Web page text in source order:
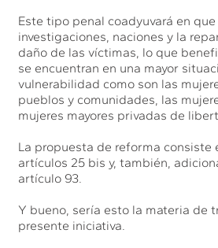
Este tipo penal coadyuvará en
investigaciones, naciones y la
daño de las víctimas, lo que
se encuentran en una mayor
vulnerabilidad como son las
pueblos y comunidades, las
mujeres mayores privadas de
La propuesta de reforma consiste
artículos 25 bis y, también,
artículo 93.
Y bueno, sería esto la materia de
presente iniciativa.